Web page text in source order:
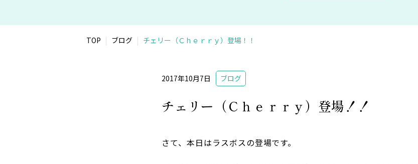
TOP ブログ チェリー（Ｃｈｅｒｒｙ）登場！！
2017年10月7日 ブログ
チェリー（Ｃｈｅｒｒｙ）登場！！
さて、本日はラスボスの登場です。